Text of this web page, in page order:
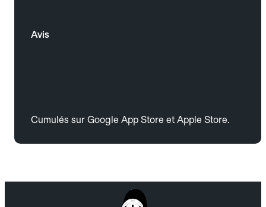
Avis
Cumulés sur Google App Store et Apple Store.